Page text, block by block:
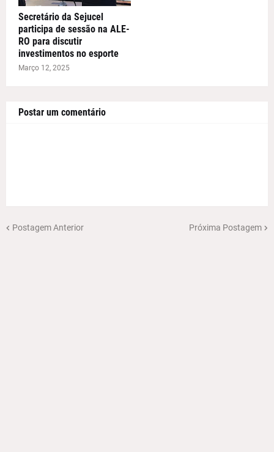
Secretário da Sejucel
participa de sessão na ALE-
RO para discutir
investimentos no esporte
Março 12, 2025
Postar um comentário
Postagem Anterior Próxima Postagem